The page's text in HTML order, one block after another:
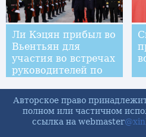
Ли Кэцян прибыл во
Вьентьян для
участия во встречах
руководителей по
официальным
визитом в Лаос
Авторское право
полном или частичном
ссылка на webmaster